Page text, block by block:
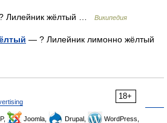
Лилейник жёлтый … Википедия
— ? Лилейник лимонно жёлтый
18+
Joomla, Drupal,
WordPress,